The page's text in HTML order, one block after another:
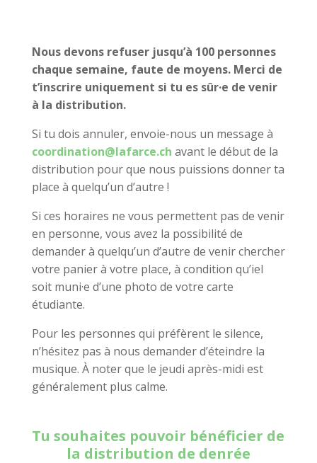
Nous devons refuser jusqu’à 100 personnes
chaque semaine, faute de moyens. Merci de
t’inscrire uniquement si tu es sûr·e de venir
à la distribution.
Si tu dois annuler, envoie-nous un message à
coordination@lafarce.ch avant le début de la
distribution pour que nous puissions donner ta
place à quelqu’un d’autre !
Si ces horaires ne vous permettent pas de venir
en personne, vous avez la possibilité de
demander à quelqu’un d’autre de venir chercher
votre panier à votre place, à condition qu’iel
soit muni·e d’une photo de votre carte
étudiante.
Pour les personnes qui préfèrent le silence,
n’hésitez pas à nous demander d’éteindre la
musique. À noter que le jeudi après-midi est
généralement plus calme.
Tu souhaites pouvoir bénéficier de
la distribution de denrée